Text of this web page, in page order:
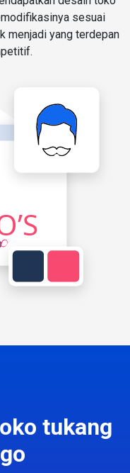
sesuai
menjadi yang terdepan
tukang